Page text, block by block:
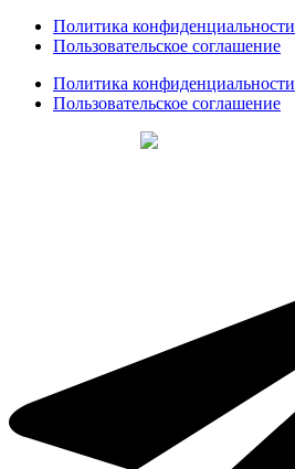
Политика конфиденциальности
Пользовательское соглашение
Политика конфиденциальности
Пользовательское соглашение